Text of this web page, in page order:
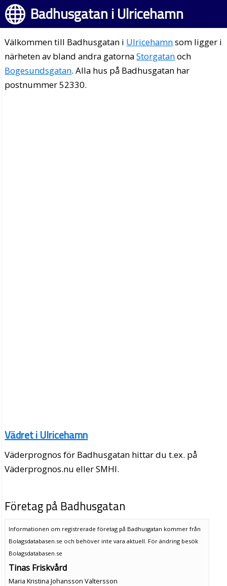
Badhusgatan i Ulricehamn
Välkommen till Badhusgatan i Ulricehamnsom ligger i
närheten av bland andra gatornaStorgatanoch
Bogesundsgatan. Alla hus på Badhusgatan har
postnummer 52330.
Vädret i Ulricehamn
Väderprognos för Badhusgatan hittar du t.ex. på
Väderprognos.nu eller SMHI.
Företag på Badhusgatan
Informationen om registrerade företag på Badhusgatan kommer från
Bolagsdatabasen.se och behöver inte vara aktuell. För ändring besök
Bolagsdatabasen.se
Tinas Friskvård
Maria Kristina Johansson Valtersson